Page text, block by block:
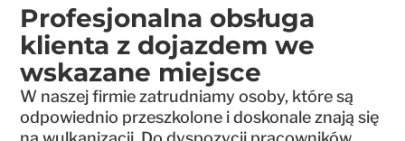
Profesjonalna obsługa
klienta z dojazdem we
wskazane miejsce
W naszej firmie zatrudniamy osoby, które są
odpowiednio przeszkolone i doskonale znają się